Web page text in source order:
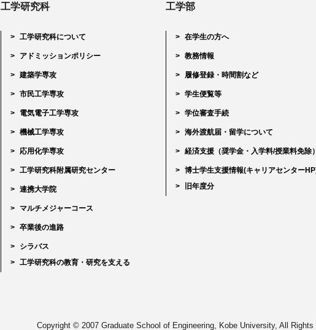
工学研究科
工学研究科について
アドミッションポリシー
建築学専攻
市民工学専攻
電気電子工学専攻
機械工学専攻
応用化学専攻
工学研究科附属研究センター
連携大学院
マルチメジャーコース
卒業後の進路
シラバス
工学研究科の教育・研究を支える
工学部
在学生の方へ
教務情報
履修登録・時間割など
学生便覧等
学位審査手続
海外渡航届・留学について
経済支援（奨学金・入学料/授業料免除）
博士学生支援情報(キャリアセンター
旧年度分
Copyright © 2007 Graduate School of Engineering, Kobe University, All Rights